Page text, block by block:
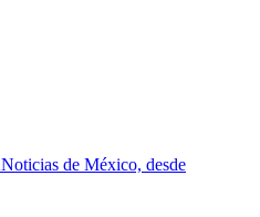
Noticias de México, desde